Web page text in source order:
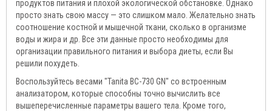
продуктов питания и плохой экологической обстановке. Однако
просто знать свою массу — это слишком мало. Желательно знать
соотношение костной и мышечной ткани, сколько в организме
воды и жира и др. Все эти данные просто необходимы для
организации правильного питания и выбора диеты, если Вы
решили похудеть.
Воспользуйтесь весами "Tanita ВС-730 GN" со встроенным
анализатором, которые способны точно вычислить все
вышеперечисленные параметры вашего тела. Кроме того,